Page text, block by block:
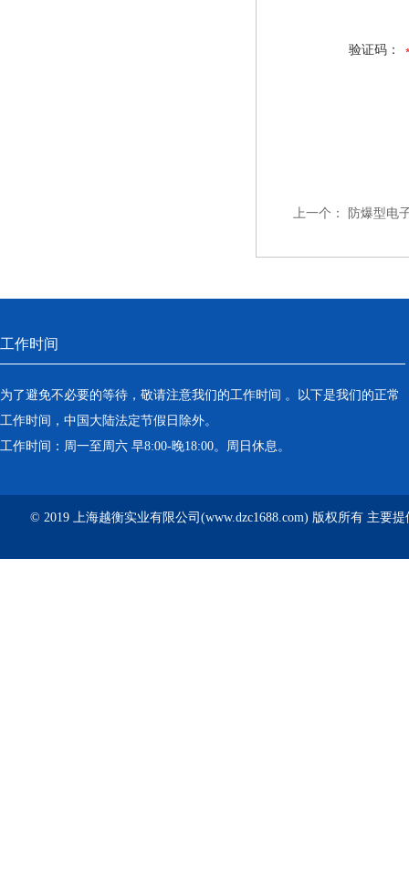
验证码：
上一个： 防爆型电
工作时间
为了避免不必要的等待，敬请注意我们的工作时间 。以下是我们的正常
工作时间，中国大陆法定节假日除外。
工作时间：周一至周六 早8:00-晚18:00。周日休息。
© 2019 上海越衡实业有限公司(www.dzc1688.com) 版权所有 主要提